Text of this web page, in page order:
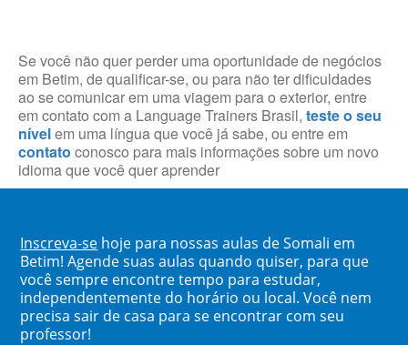
Se você não quer perder uma oportunidade de negócios
em Betim, de qualificar-se, ou para não ter dificuldades
ao se comunicar em uma viagem para o exterior, entre
em contato com a Language Trainers Brasil, teste o seu
nívelem uma língua que você já sabe, ou entre em
contato conosco para mais informações sobre um novo
idioma que você quer aprender
Inscreva-se hoje para nossas aulas de Somali em
Betim! Agende suas aulas quando quiser, para que
você sempre encontre tempo para estudar,
independentemente do horário ou local. Você nem
precisa sair de casa para se encontrar com seu
professor!